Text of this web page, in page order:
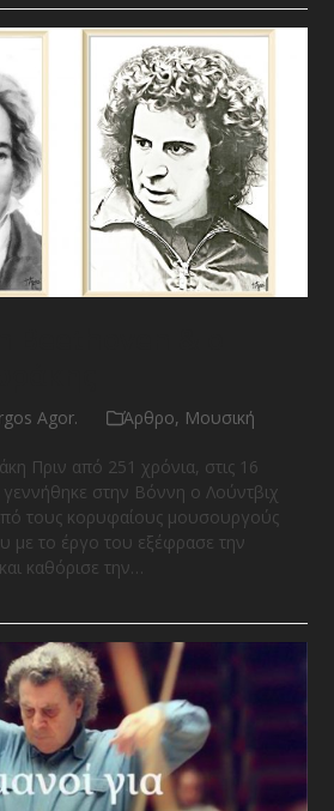
Agor. Άρθρο, Μουσική
Πριν από 251 χρόνια, στις 16
στην Βόννη ο Λούντβιχ
τους κορυφαίους μουσουργούς
το έργο του εξέφρασε την
καθόρισε την…